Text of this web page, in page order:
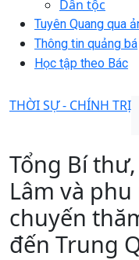
Dân tộc
Tuyên Quang qua
Thông tin quảng bá
Học tập theo Bác
THỜI SỰ - CHÍNH TRỊ
Tổng Bí
Lâm và
chuyến
đến Trung